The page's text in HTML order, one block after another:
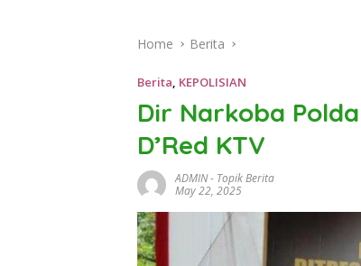
Home Berita
Berita KEPOLISIAN
Dir Narkoba
D’Red KTV
ADMIN- Topik Berita
May 22, 2025